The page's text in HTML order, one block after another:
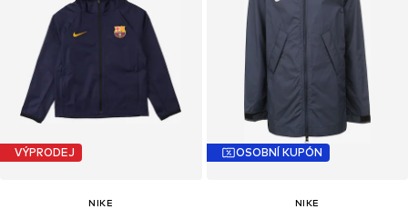
VÝPRODEJ
NIKE
OSOBNÍ KUPÓN
NIKE